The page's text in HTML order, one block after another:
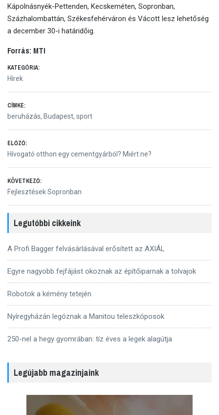
Kápolnásnyék-Pettenden, Kecskeméten, Sopronban,
Százhalombattán, Székesfehérváron és Vácott lesz lehetőség
a december 30-i határidőig.
Forrás: MTI
KATEGÓRIA:
Hírek
CÍMKE:
beruházás, Budapest, sport
Bejegyzés
navigáció
ELŐZŐ:
Előző
Hívogató otthon egy cementgyárból? Miért ne?
KÖVETKEZŐ:
Következő
Fejlesztések Sopronban
Legutóbbi cikkeink
A Profi Bagger felvásárlásával erősített az AXIÁL
Egyre nagyobb fejfájást okoznak az építőiparnak a tolvajok
Robotok a kémény tetején
Nyíregyházán legóznak a Manitou teleszkóposok
250-nel a hegy gyomrában: tíz éves a legek alagútja
Legújabb magazinjaink